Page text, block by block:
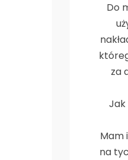
Do
za
Jak
Mam
na